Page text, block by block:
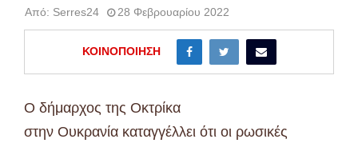
Από: Serres24 28 Φεβρουαρίου 2022
ΚΟΙΝΟΠΟΊΗΣΗ
Ο δήμαρχος της Οκτρίκα
στην Ουκρανία καταγγέλλει ότι οι ρωσικές